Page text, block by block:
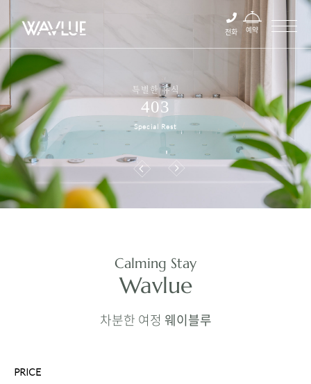
전화 예약
특별한 휴식
403
Special Rest
Calming Stay
Wavlue
차분한 여정 웨이블루
PRICE